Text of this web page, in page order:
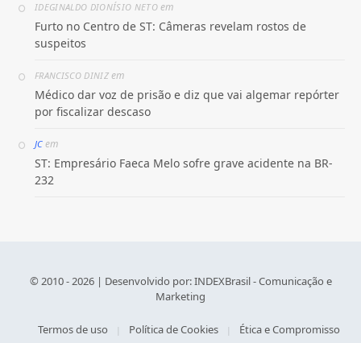
IDEGINALDO DIONÍSIO NETOem
Furto no Centro de ST: Câmeras revelam rostos de
suspeitos
FRANCISCO DINIZem
Médico dar voz de prisão e diz que vai algemar repórter
por fiscalizar descaso
JCem
ST: Empresário Faeca Melo sofre grave acidente na BR-
232
© 2010 - 2026 | Desenvolvido por:INDEXBrasil - Comunicação e
Marketing
Termos de uso Política de Cookies
Ética e Compromisso